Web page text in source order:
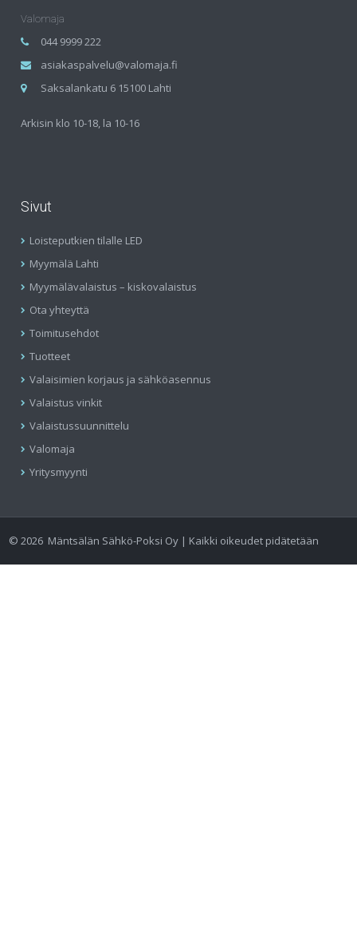
Valomaja
044 9999 222
asiakaspalvelu@valomaja.fi
Saksalankatu 6 15100 Lahti
Arkisin klo 10-18, la 10-16
Sivut
Loisteputkien tilalle LED
Myymälä Lahti
Myymälävalaistus – kiskovalaistus
Ota yhteyttä
Toimitusehdot
Tuotteet
Valaisimien korjaus ja sähköasennus
Valaistus vinkit
Valaistussuunnittelu
Valomaja
Yritysmyynti
©2026 Mäntsälän Sähkö-Poksi Oy | Kaikki oikeudet pidätetään